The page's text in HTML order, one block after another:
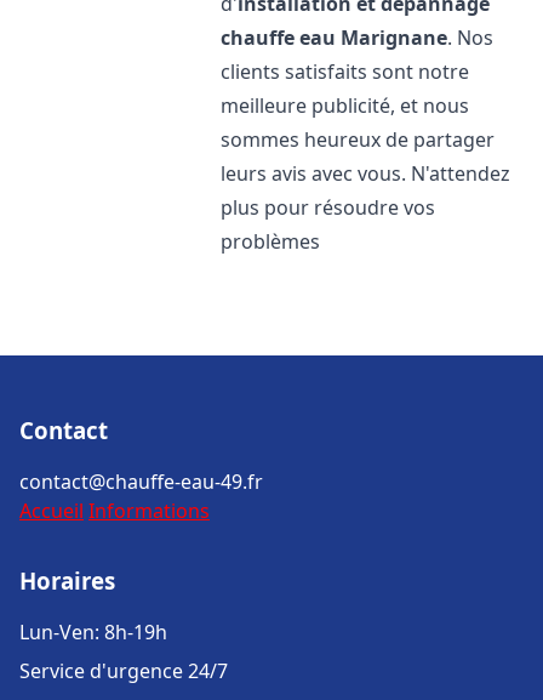
chauffe eau Marignane. Nos
clients satisfaits sont notre
meilleure publicité, et nous
sommes heureux de partager
leurs avis avec vous. N'attendez
plus pour résoudre vos
problèmes
Contact
contact@chauffe-eau-49.fr
Accueil Informations
Horaires
Lun-Ven: 8h-19h
Service d'urgence 24/7